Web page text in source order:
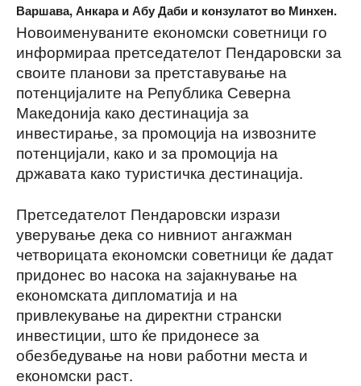
Варшава, Анкара и Абу Даби и конзулатот во Минхен.
Новоименуваните економски советници го
информираа претседателот Пендаровски за
своите планови за претставување на
потенцијалите на Република Северна
Македонија како дестинација за
инвестирање, за промоција на извозните
потенцијали, како и за промоција на
државата како туристичка дестинација.
Претседателот Пендаровски изрази
уверување дека со нивниот ангажман
четворицата економски советници ќе дадат
придонес во насока на зајакнување на
економската дипломатија и на
привлекување на директни странски
инвестиции, што ќе придонесе за
обезбедување на нови работни места и
економски раст.